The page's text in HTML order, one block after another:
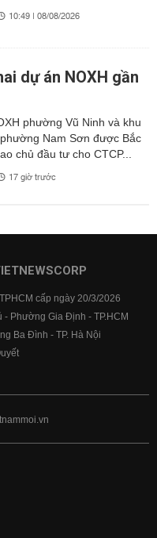
10:49 | 08/08/2026
dự án NOXH gần
phường Vũ Ninh và khu
Nam Sơn được Bắc
chủ đầu tư cho CTCP...
17 giờ trước
cấp ngày 20/3/2026
Phường Gia Định - TP.HCM
Ba Đình - TP. Hà Nội